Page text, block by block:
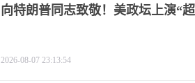
向特朗普同志致敬！美政坛上演“
2026-08-07 23:13:54